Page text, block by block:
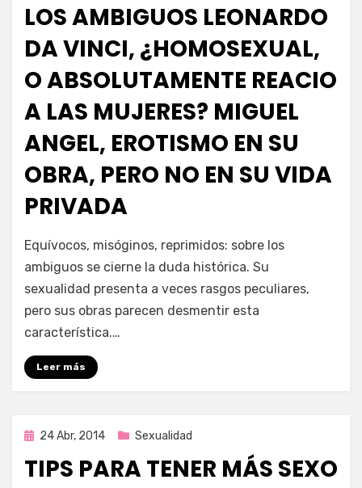
LOS AMBIGUOS LEONARDO
DA VINCI, ¿HOMOSEXUAL,
O ABSOLUTAMENTE REACIO
A LAS MUJERES? MIGUEL
ANGEL, EROTISMO EN SU
OBRA, PERO NO EN SU VIDA
PRIVADA
por
Equívocos, misóginos, reprimidos: sobre los
ambiguos se cierne la duda histórica. Su
sexualidad presenta a veces rasgos peculiares,
pero sus obras parecen desmentir esta
característica.…
Leer más
Publicada
24 Abr, 2014 Sexualidad
TIPS PARA TENER MÁS SEXO